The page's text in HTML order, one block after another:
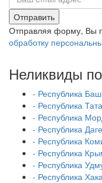
Отправить
Отправляя форму, Вы
обработку
Неликвиды
- Республика
- Республика
- Республика
- Республика
- Республика
- Республика
- Республика
- Республика